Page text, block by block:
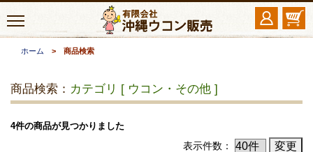
ホーム > 商品検索
商品検索： カテゴリ [ ウコン・その他 ]
4件の商品が見つかりました
表示件数：